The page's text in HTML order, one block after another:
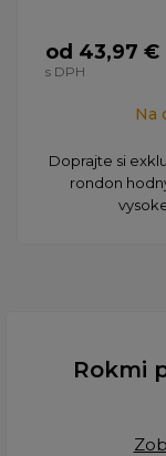
od 43,97 €
s DPH
Na
Doprajte si
rondon
Rokmi